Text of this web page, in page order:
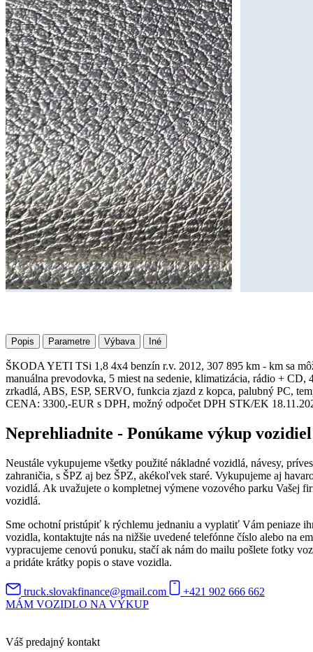
Popis Parametre Výbava Iné
ŠKODA YETI TSi 1,8 4x4 benzín r.v. 2012, 307 895 km - km sa
manuálna prevodovka, 5 miest na sedenie, klimatizácia, rádio + CD,
zrkadlá, ABS, ESP, SERVO, funkcia zjazd z kopca, palubný PC,
CENA: 3300,-EUR s DPH, možný odpočet DPH STK/EK
Neprehliadnite - Ponúkame výkup vozidiel
Neustále vykupujeme všetky použité nákladné vozidlá, návesy,
zahraničia, s ŠPZ aj bez ŠPZ, akékoľvek staré. Vykupujeme aj
vozidlá. Ak uvažujete o kompletnej výmene vozového parku Vašej
vozidlá.
Sme ochotní pristúpiť k rýchlemu jednaniu a vyplatiť Vám peniaze
vozidla, kontaktujte nás na nižšie uvedené telefónne číslo alebo na
vypracujeme cenovú ponuku, stačí ak nám do mailu pošlete fotky
a pridáte krátky popis o stave vozidla.
truck.slovakfinance@gmail.com
+421 902 666 662
MÁM VOZIDLO NA VÝKUP
Váš predajný kontakt